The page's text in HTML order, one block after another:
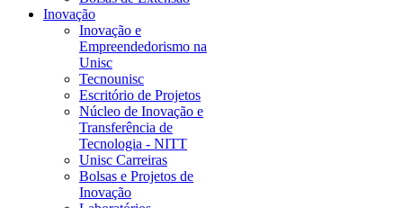
Inovação
Inovação e
Empreendedorismo na
Unisc
Tecnounisc
Escritório de Projetos
Núcleo de Inovação e
Transferência de
Tecnologia - NITT
Unisc Carreiras
Bolsas e Projetos de
Inovação